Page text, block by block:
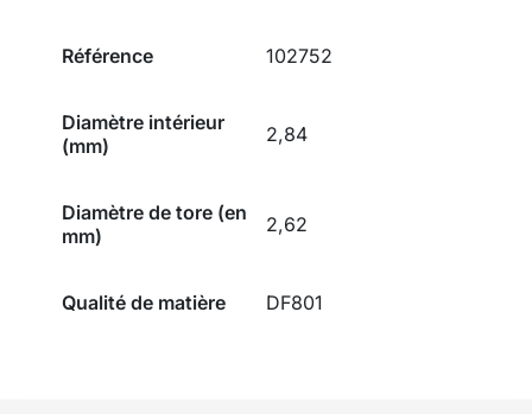
Référence 102752
Diamètre intérieur
(mm)
2,84
Diamètre de tore (en
mm)
2,62
Qualité de matière DF801